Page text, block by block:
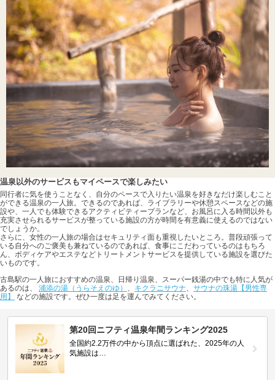
温泉以外のサービスもマイペースで楽しみたい
同行者に気を使うことなく、自分のペースで入りたい温泉を好きなだけ楽しむこと
ができる温泉の一人旅。できるのであれば、ライブラリーや休憩スペースなどの施
設や、一人でも体験できるアクティビティープランなど、お風呂に入る時間以外も
充実させられるサービスが整っている施設の方が時間を有意義に使えるのではない
でしょうか。
さらに、女性の一人旅の場合はセキュリティ面も重視したいところ。普段頑張って
いる自分へのご褒美も兼ねているのであれば、食事にこだわっているのはもちろ
ん、ボディケアやエステなどトリートメントサービスを提供している施設を選びた
いものです。
古島駅の一人旅におすすめの温泉、日帰り温泉、スーパー銭湯の中でも特に人気が
あるのは、 浦添の湯（うらそえのゆ） 、 キクラニサウナ、 サウナの珠湯【男性専
用】
などの施設です。ぜひ一度は足を運んでみてください。
第20回ニフティ温泉年間ランキング2025
全国約2.2万件の中から頂点に選ばれた、2025年の人
気施設は…